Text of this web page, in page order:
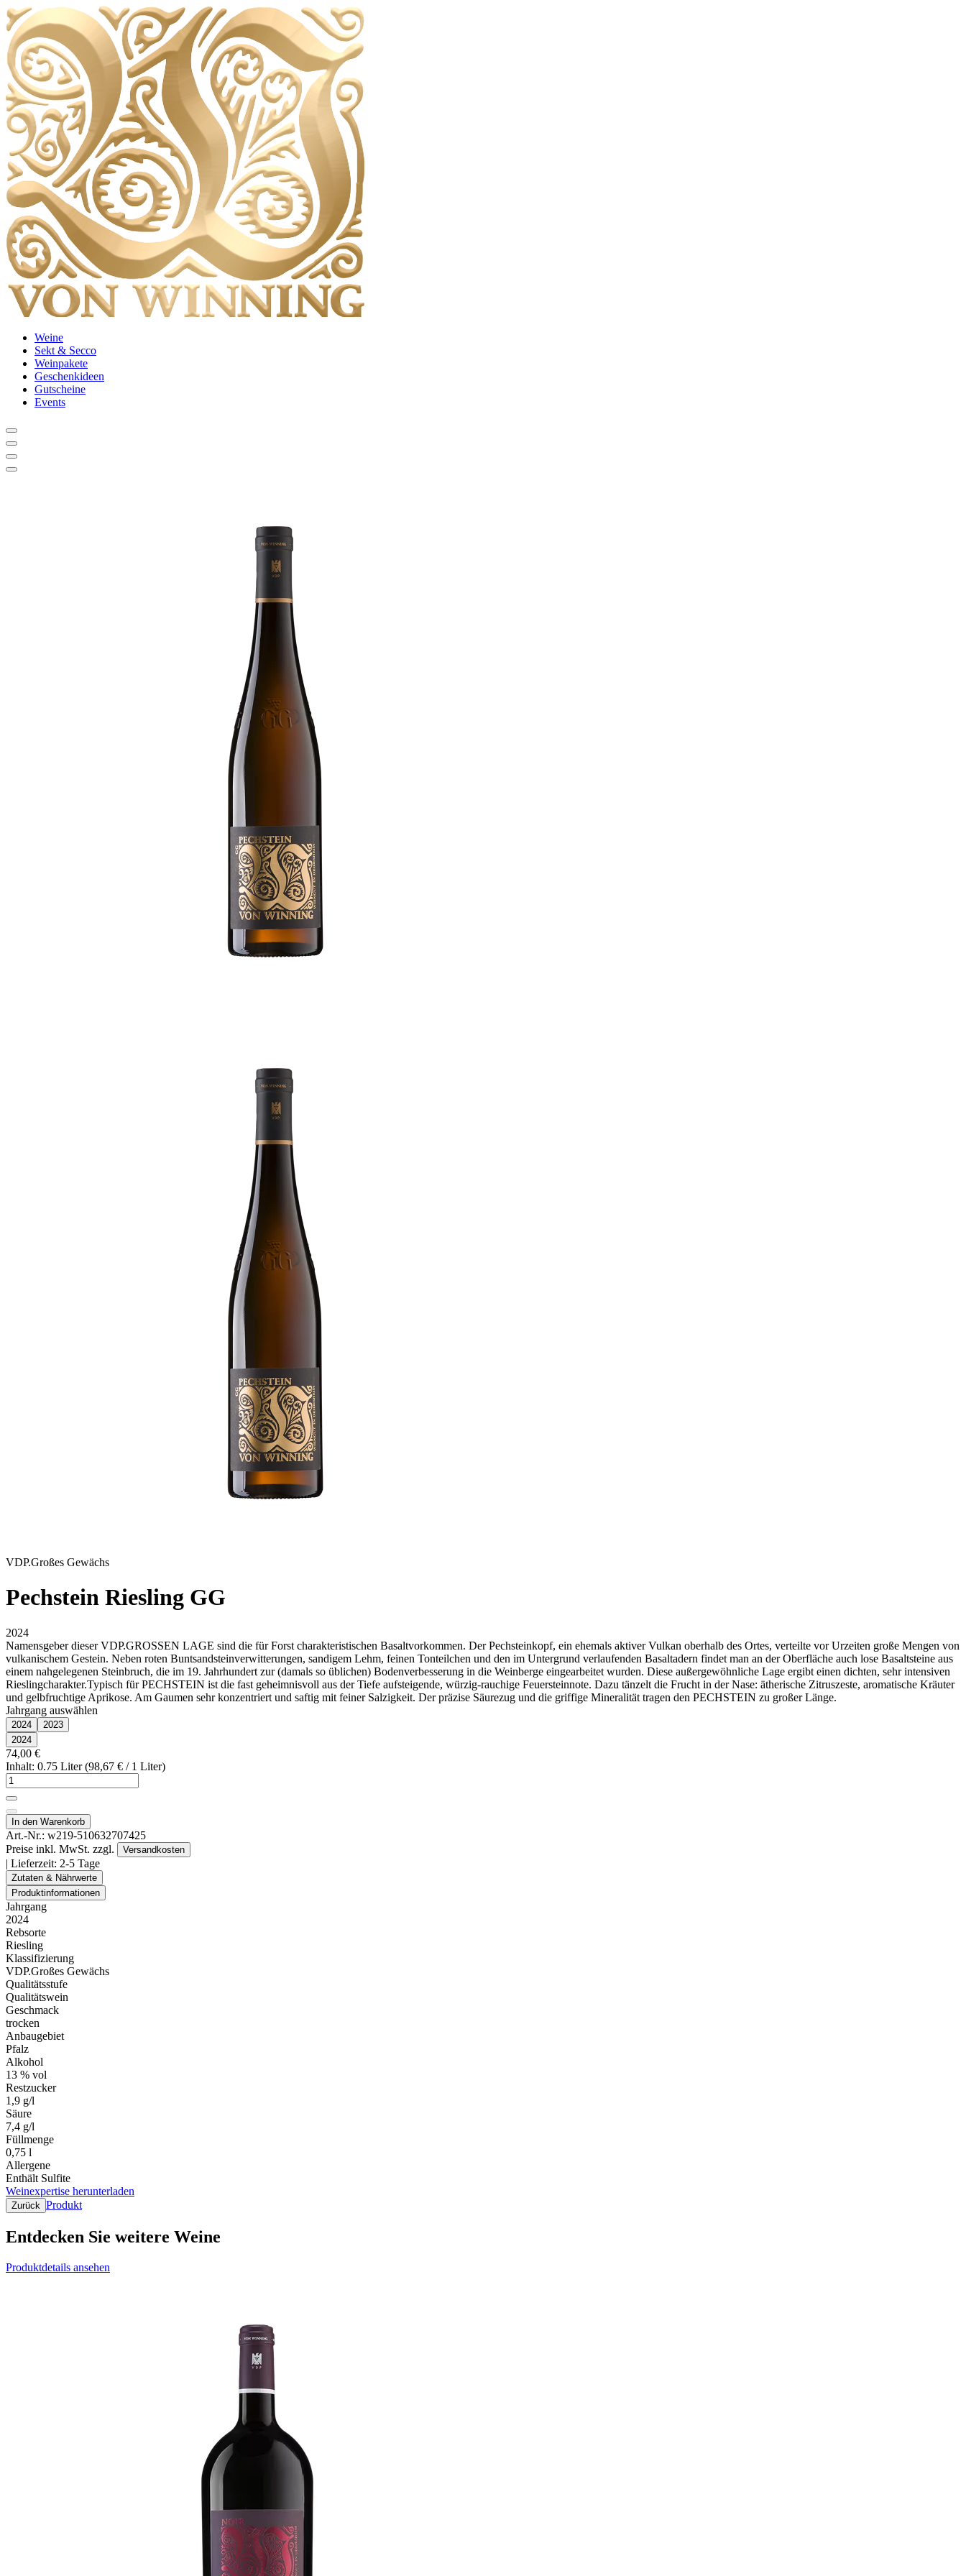
Weine
Sekt & Secco
Weinpakete
Geschenkideen
Gutscheine
Events
VDP.Großes Gewächs
Pechstein Riesling GG
2024
Namensgeber dieser VDP.GROSSEN LAGE sind die für Forst charakteristischen Basaltvorkommen. Der Pechsteinkopf, ein ehemals aktiver Vulkan oberhalb des Ortes, verteilte vor Urzeiten große Mengen von
vulkanischem Gestein. Neben roten Buntsandsteinverwitterungen, sandigem Lehm, feinen Tonteilchen und den im Untergrund verlaufenden Basaltadern findet man an der Oberfläche auch lose Basaltsteine aus
einem nahgelegenen Steinbruch, die im 19. Jahrhundert zur (damals so üblichen) Bodenverbesserung in die Weinberge eingearbeitet wurden. Diese außergewöhnliche Lage ergibt einen dichten, sehr intensiven
Rieslingcharakter.Typisch für PECHSTEIN ist die fast geheimnisvoll aus der Tiefe aufsteigende, würzig-rauchige Feuersteinnote. Dazu tänzelt die Frucht in der Nase: ätherische Zitruszeste, aromatische Kräuter
und gelbfruchtige Aprikose. Am Gaumen sehr konzentriert und saftig mit feiner Salzigkeit. Der präzise Säurezug und die griffige Mineralität tragen den PECHSTEIN zu großer Länge.
Jahrgang auswählen
2024
2023
2024
74,00 €
Inhalt: 0.75 Liter (98,67 € / 1 Liter)
In den Warenkorb
Art.-Nr.: w219-510632707425
Preise inkl. MwSt. zzgl.
Versandkosten
| Lieferzeit: 2-5 Tage
Zutaten & Nährwerte
Produktinformationen
Jahrgang
2024
Rebsorte
Riesling
Klassifizierung
VDP.Großes Gewächs
Qualitätsstufe
Qualitätswein
Geschmack
trocken
Anbaugebiet
Pfalz
Alkohol
13 % vol
Restzucker
1,9 g/l
Säure
7,4 g/l
Füllmenge
0,75 l
Allergene
Enthält Sulfite
Weinexpertise herunterladen
Zurück Produkt
Entdecken Sie weitere Weine
Produktdetails ansehen